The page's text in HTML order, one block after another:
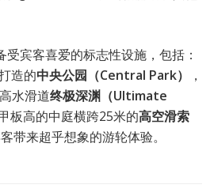
受宾客喜爱的标志性设施，包括：
造的中央公园（Central Park）
，
水滑道终极深渊（Ultimate
板高的中庭横跨25米的高空滑索
带来超乎想象的游轮体验。